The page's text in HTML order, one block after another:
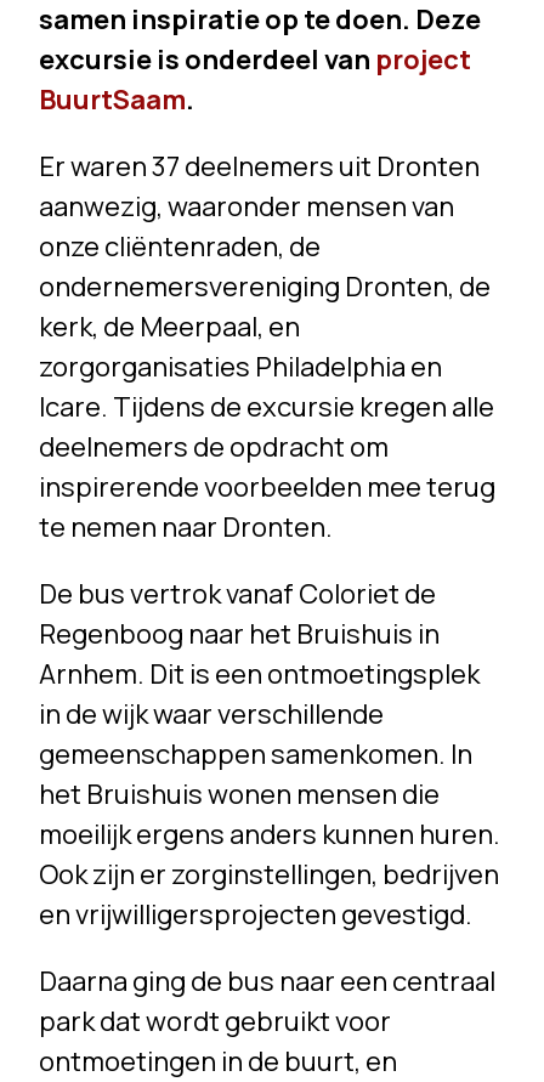
samen inspiratie op te doen. Deze
excursie is onderdeel van project
BuurtSaam.
Er waren 37 deelnemers uit Dronten
aanwezig, waaronder mensen van
onze cliëntenraden, de
ondernemersvereniging Dronten, de
kerk, de Meerpaal, en
zorgorganisaties Philadelphia en
Icare. Tijdens de excursie kregen alle
deelnemers de opdracht om
inspirerende voorbeelden mee terug
te nemen naar Dronten.
De bus vertrok vanaf Coloriet de
Regenboog naar het Bruishuis in
Arnhem. Dit is een ontmoetingsplek
in de wijk waar verschillende
gemeenschappen samenkomen. In
het Bruishuis wonen mensen die
moeilijk ergens anders kunnen huren.
Ook zijn er zorginstellingen, bedrijven
en vrijwilligersprojecten gevestigd.
Daarna ging de bus naar een centraal
park dat wordt gebruikt voor
ontmoetingen in de buurt, en